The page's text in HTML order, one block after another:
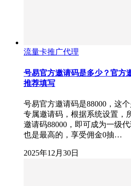
流量卡推广代理
号易官方邀请码是多少？官方
推荐填写
号易官方邀请码是88000，这
专属邀请码，根据系统设置，
邀请码88000，即可成为一级
也是最高的，享受佣金0抽…
2025年12月30日